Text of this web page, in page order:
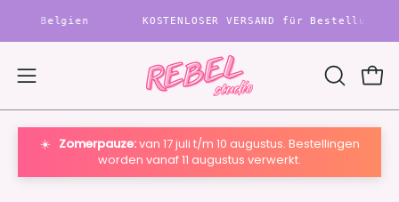
überspringen
Belgien KOSTENLOSER VERSAND für Bestellungen
Navigationsmenü
öffnen
ÖFFNEN
☀️ Zomerpauze:van 17 juli t/m 10 augustus. Bestellingen
worden vanaf 11 augustus verwerkt.